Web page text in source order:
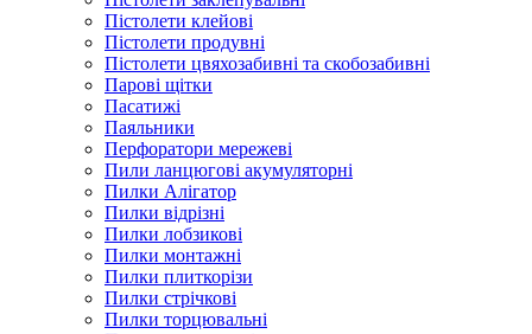
Пістолети клейові
Пістолети продувні
Пістолети цвяхозабивні та скобозабивні
Парові щітки
Пасатижі
Паяльники
Перфоратори мережеві
Пили ланцюгові акумуляторні
Пилки Алігатор
Пилки відрізні
Пилки лобзикові
Пилки монтажні
Пилки плиткорізи
Пилки стрічкові
Пилки торцювальні